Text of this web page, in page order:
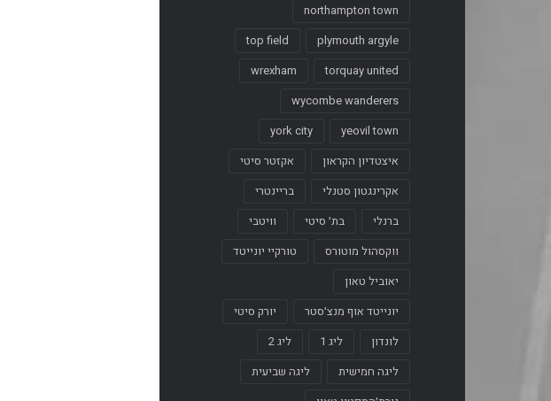
northampton town
plymouth argyle
top field
torquay united
wrexham
wycombe wanderers
yeovil town
york city
איצטדיון הקראון
אקזטר סיטי
אקרינגטון סטנלי
בריינטרי
ברנלי
בת׳ סיטי
וויטבי
ווקסהול מוטורס
טורקיי יונייטד
יאוביל טאון
יונייטד אוף מנצ׳סטר
יורק סיטי
לונדון
ליג 1
ליג 2
ליגה חמישית
ליגה שביעית